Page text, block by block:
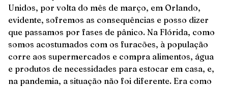
Unidos, por volta do mês de março, em Orlando,
evidente, sofremos as consequências e posso dizer
que passamos por fases de pânico. Na Flórida, como
somos acostumados com os furacões, à população
corre aos supermercados e compra alimentos, água
e produtos de necessidades para estocar em casa, e,
na pandemia, a situação não foi diferente. Era como